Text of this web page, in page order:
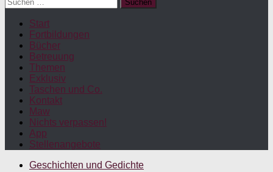
nach:
Start
Fortbildungen
Bücher
Betreuung
Themen
Exklusiv
Taschen und Co.
Kontakt
Maw
Nichts verpassen!
App
Stellenangebote
Geschichten und Gedichte